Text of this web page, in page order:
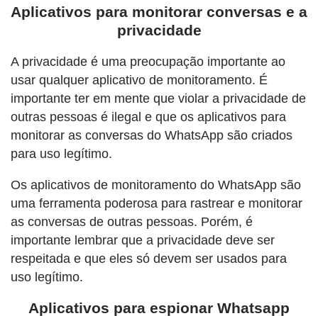
Aplicativos para monitorar conversas e a
privacidade
A privacidade é uma preocupação importante ao
usar qualquer aplicativo de monitoramento. É
importante ter em mente que violar a privacidade de
outras pessoas é ilegal e que os aplicativos para
monitorar as conversas do WhatsApp são criados
para uso legítimo.
Os aplicativos de monitoramento do WhatsApp são
uma ferramenta poderosa para rastrear e monitorar
as conversas de outras pessoas. Porém, é
importante lembrar que a privacidade deve ser
respeitada e que eles só devem ser usados ​​para
uso legítimo.
Aplicativos para espionar Whatsapp